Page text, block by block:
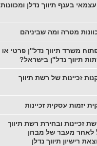
בענף תיווך נדלן ומכוונות
מטרה ומה שביניהם
משרד תיווך נדל"ן פרטי או
תיווך נדל"ן בישראל?
זכיינות של רשת תיווך
יזמות עסקית זכיינות
זכיינות ובחירת רשת תיווך
לאחר מעבר של מבחן
רישיון תיווך נדלן